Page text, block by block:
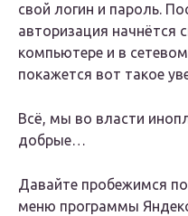
свой логин и пароль.
авторизация начнётся
компьютере и в
покажется вот такое
Всё, мы во власти
добрые…
Давайте пробежимся
меню программы